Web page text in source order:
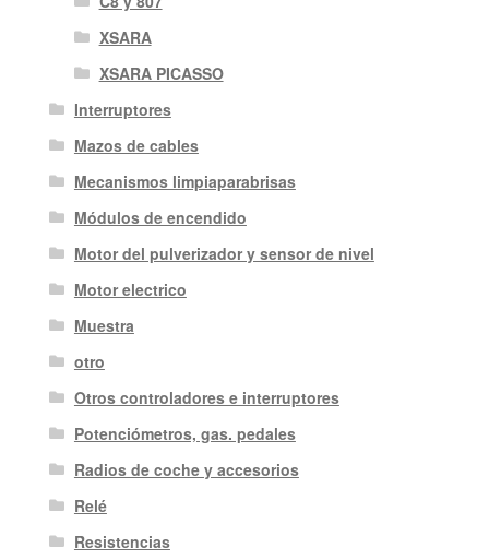
XSARA
XSARA PICASSO
Interruptores
Mazos de cables
Mecanismos limpiaparabrisas
Módulos de encendido
Motor del pulverizador y sensor de nivel
Motor electrico
Muestra
otro
Otros controladores e interruptores
Potenciómetros, gas. pedales
Radios de coche y accesorios
Relé
Resistencias